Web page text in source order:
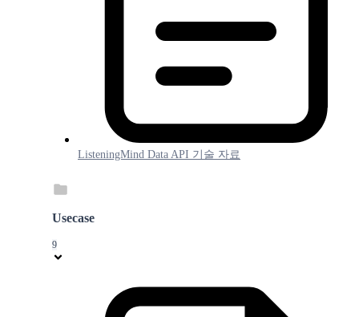
ListeningMind Data API 기술 자료
Usecase
9